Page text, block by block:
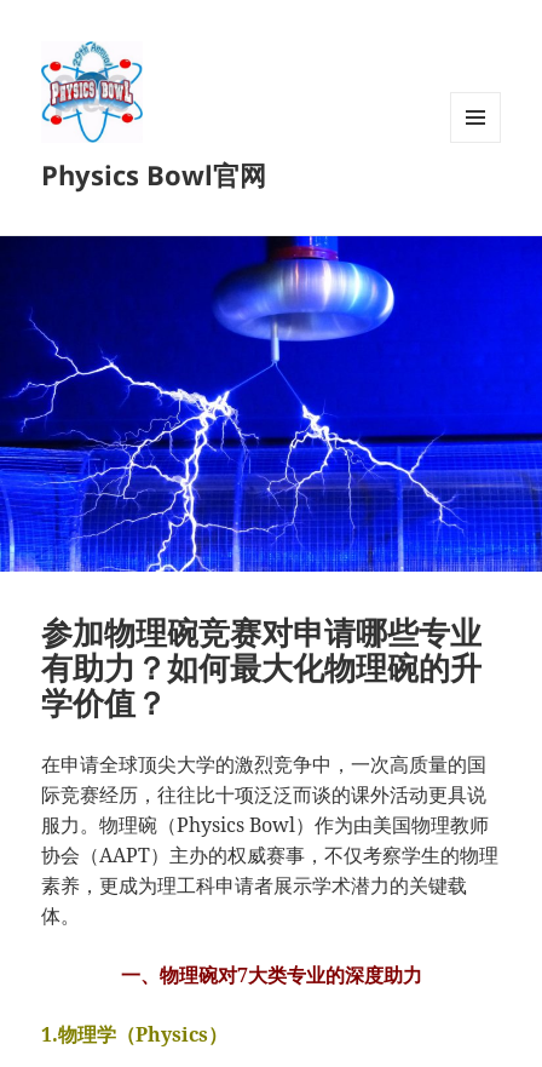
Physics Bowl官网
参加物理碗竞赛对申请哪些专业
有助力？如何最大化物理碗的升
学价值？
在申请全球顶尖大学的激烈竞争中，一次高质量的国
际竞赛经历，往往比十项泛泛而谈的课外活动更具说
服力。物理碗（Physics Bowl）作为由美国物理教师
协会（AAPT）主办的权威赛事，不仅考察学生的物理
素养，更成为理工科申请者展示学术潜力的关键载
体。
一、物理碗对7大类专业的深度助力
1.物理学（Physics）